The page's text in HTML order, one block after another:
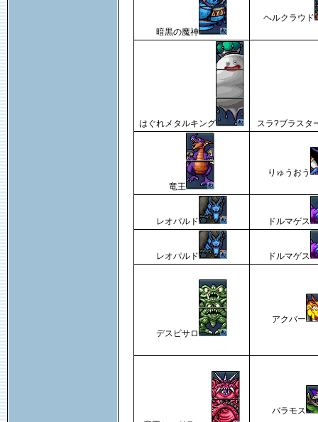
暗黒の魔神
ヘルクラウド
はぐれメタルキング スラ?ブラスタ
竜王
りゅうおう
レオパルド ドルマゲス
レオパルド ドルマゲス
デスピサロ
アクバー
バラモス